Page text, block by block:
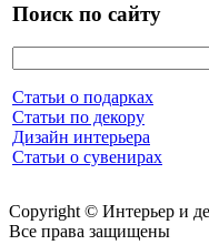
Поиск по сайту
Статьи о подарках
Статьи по декору
Дизайн интерьера
Статьи о сувенирах
Copyright © Интерьер и
Все права защищены